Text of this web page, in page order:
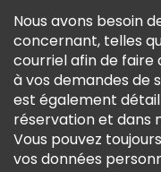
Politique En Matière
Freetour Prix
Programme De
Nous avons besoin
concernant, telles
courriel afin de
à vos demandes de
est également
réservation et dans
Vous pouvez
vos données